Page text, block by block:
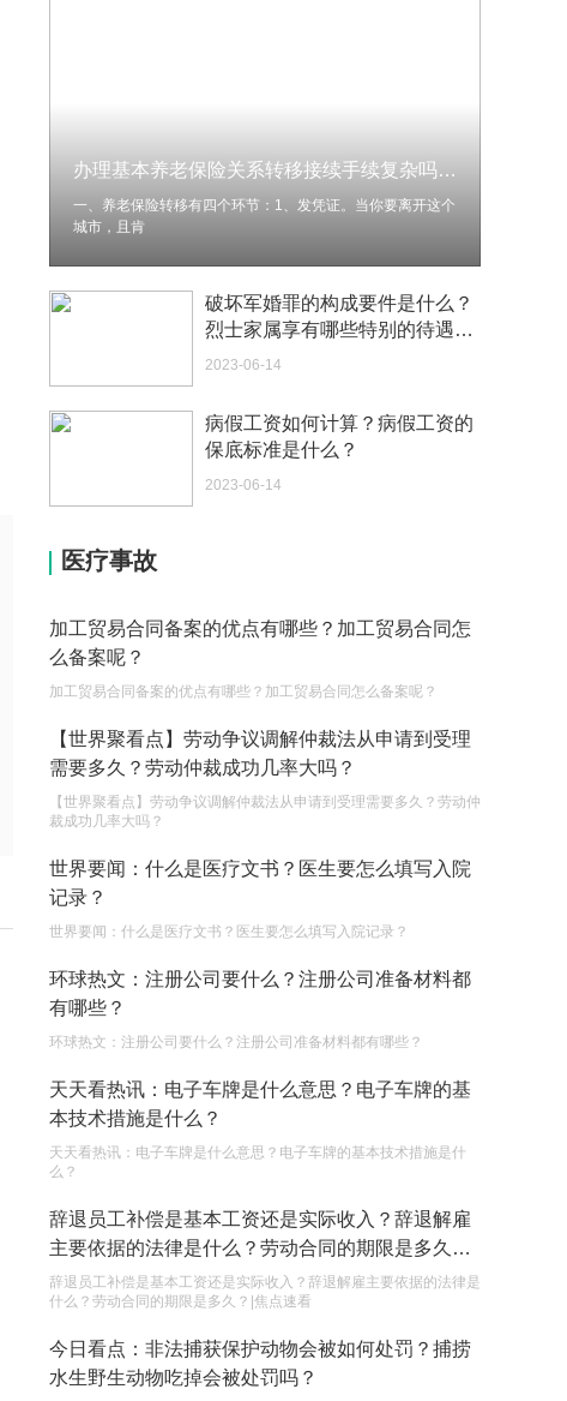
外国旅游签证可以在中国大使馆登记结婚吗？
2023-05-04
2023-05-04
你好 我想问一下外国人来这里工作没有护照该怎么
如何续签居住证 我的1月7日到期
关报案？
你好 我需要申请去美国结婚的签证 过程是什么？
2023-05-04
的企业委托外贸公司进出口贸易时，相关当事人的
权利和责任是什么？
2023-05-04
单纯的遗产赠要缴税吗？
2023-05-05
办理基本养老保险关系转移接续手续复杂吗？养老保险转移的环节有哪些？
一、养老保险转移有四个环节：1、发凭证。当你要离开这个
城市，且肯
破坏军婚罪的构成要件是什么？
烈士家属享有哪些特别的待遇？
抚恤金如何领取？_观察
2023-06-14
病假工资如何计算？病假工资的
保底标准是什么？
2023-06-14
医疗事故
加工贸易合同备案的优点有哪些？加工贸易合同怎
么备案呢？
加工贸易合同备案的优点有哪些？加工贸易合同怎么备案呢？
【世界聚看点】劳动争议调解仲裁法从申请到受理
需要多久？劳动仲裁成功几率大吗？
【世界聚看点】劳动争议调解仲裁法从申请到受理需要多久？劳动仲
裁成功几率大吗？
世界要闻：什么是医疗文书？医生要怎么填写入院
记录？
世界要闻：什么是医疗文书？医生要怎么填写入院记录？
环球热文：注册公司要什么？注册公司准备材料都
有哪些？
环球热文：注册公司要什么？注册公司准备材料都有哪些？
天天看热讯：电子车牌是什么意思？电子车牌的基
本技术措施是什么？
天天看热讯：电子车牌是什么意思？电子车牌的基本技术措施是什
么？
辞退员工补偿是基本工资还是实际收入？辞退解雇
主要依据的法律是什么？劳动合同的期限是多久？|
焦点速看
辞退员工补偿是基本工资还是实际收入？辞退解雇主要依据的法律是
什么？劳动合同的期限是多久？|焦点速看
今日看点：非法捕获保护动物会被如何处罚？捕捞
水生野生动物吃掉会被处罚吗？